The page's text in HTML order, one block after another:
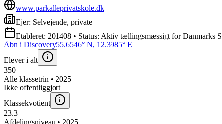
www.parkalleprivatskole.dk
Ejer: Selvejende, private
Etableret: 201408 • Status: Aktiv tællingsmæssigt for Danmarks
Åbn i Discovery55.6546° N, 12.3985° E
Elever i alt
350
Alle klassetrin • 2025
Ikke offentliggjort
Klassekvotient
23.3
Afdelingsniveau • 2025